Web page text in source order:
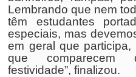
Lembrando que nem
têm estudantes
especiais, mas
em geral que
que comparecem
festividade”, finalizou.